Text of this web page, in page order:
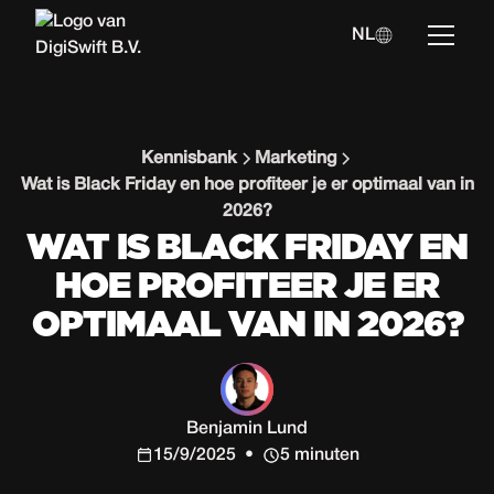
NL
Kennisbank
Marketing
Wat is Black Friday en hoe profiteer je er optimaal van in
2026?
WAT IS BLACK FRIDAY EN
HOE PROFITEER JE ER
OPTIMAAL VAN IN 2026?
Benjamin Lund
15/9/2025
• 5 minuten